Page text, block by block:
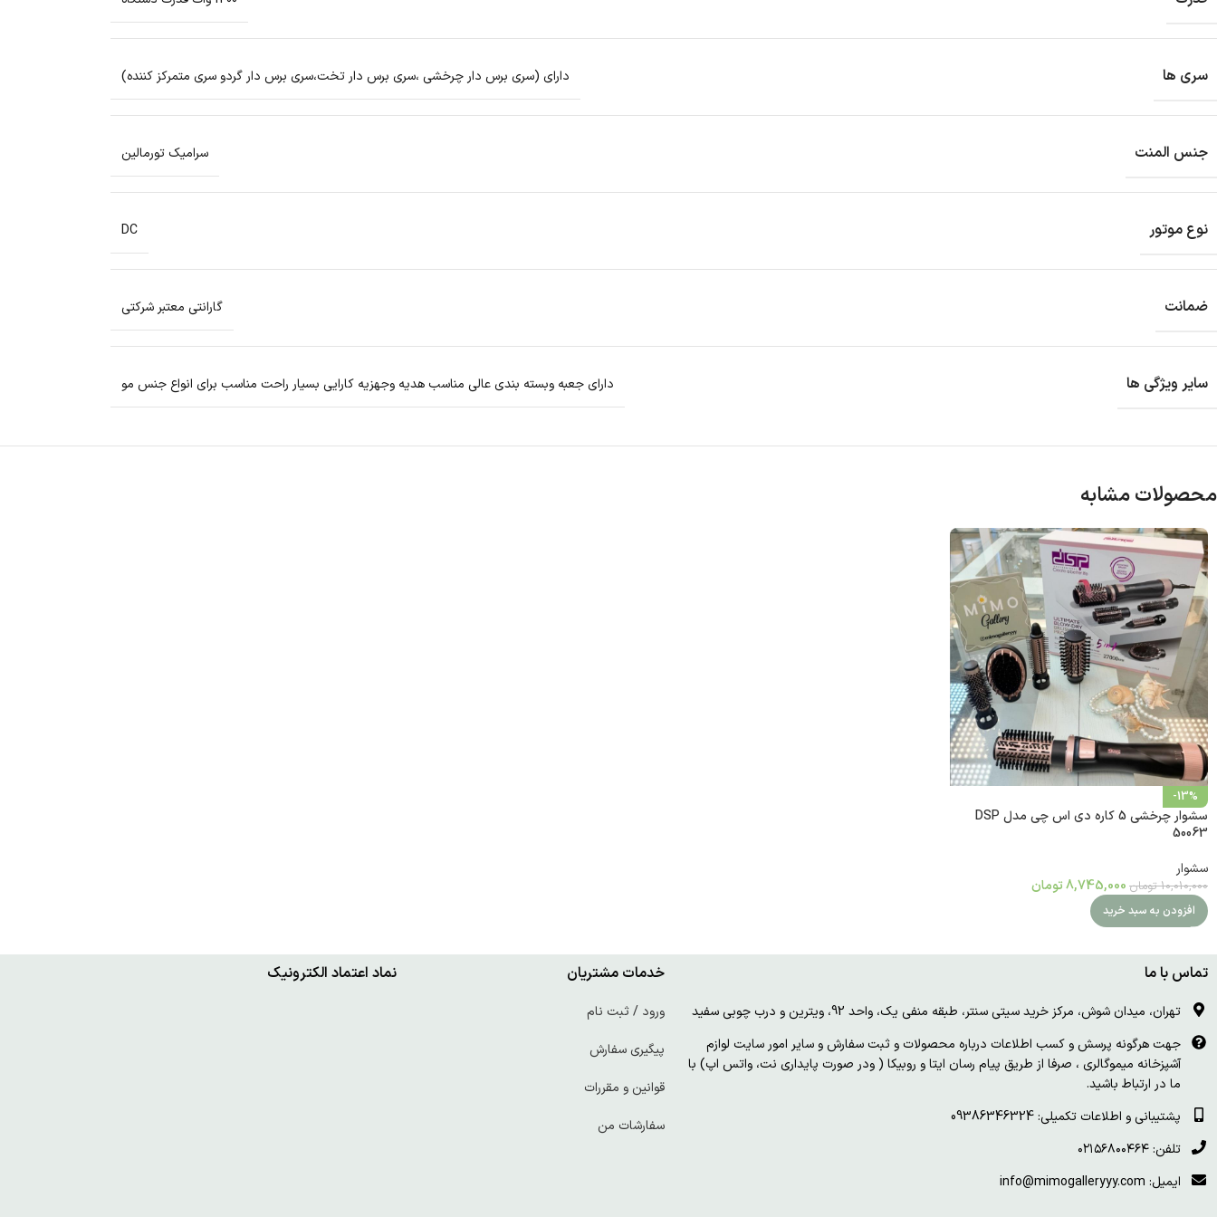
سری ها دارای (سری برس دار چرخشی ،سری برس دار تخت،سری برس دار گردو سری متمرکز کننده)
جنس المنت سرامیک تورمالین
نوع موتور DC
ضمانت گارانتى معتبر شرکتی
سایر ویژگی ها دارای جعبه وبسته بندی عالی مناسب هدیه وجهزیه کارایی بسیار راحت مناسب برای انواع جنس مو
محصولات مشابه
-13%
سشوار چرخشی 5 کاره دی اس چی مدل DSP
50063
سشوار
10,010,000 تومان 8,745,000تومان
افزودن به سبد خرید
تماس با ما
تهران، میدان شوش، مرکز خرید سیتی سنتر، طبقه منفی یک، واحد 92، ویترین و درب چوبی سفید
جهت هرگونه پرسش و کسب اطلاعات درباره محصولات و ثبت سفارش و سایر امور سایت لوازم
آشپزخانه میموگالری ، صرفا از طریق پیام رسان ایتا و روبیکا ( ودر صورت پایداری نت، واتس اپ) با
ما در ارتباط باشید.
پشتیبانی و اطلاعات تکمیلی: 09386346324
تلفن: ۰۲۱۵۶۸۰۰۴۶۴
ایمیل: info@mimogalleryyy.com
خدمات مشتریان
ورود / ثبت نام
پیگیری سفارش
قوانین و مقررات
سفارشات من
نماد اعتماد الکترونیک